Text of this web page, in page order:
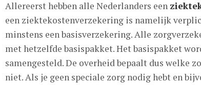
Allereerst hebben alle Nederlanders een
een ziektekostenverzekering is namelijk
minstens een basisverzekering. Alle
met hetzelfde basispakket. Het basispakket
samengesteld. De overheid bepaalt dus welke
niet. Als je geen speciale zorg nodig hebt en